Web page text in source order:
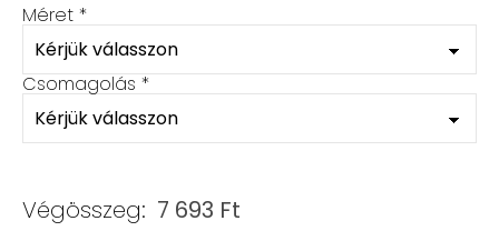
Méret *
Csomagolás *
Végösszeg: 7 693 Ft